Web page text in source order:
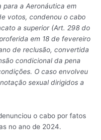
para a Aeronáutica em
votos, condenou o cabo
a superior (Art. 298 do
em 18 de fevereiro
de reclusão, convertida
condicional da pena
O caso envolveu
sexual dirigidos a
o cabo por fatos
no ano de 2024.